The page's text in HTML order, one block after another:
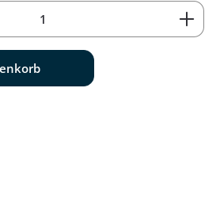
den gewünschten Wert ein